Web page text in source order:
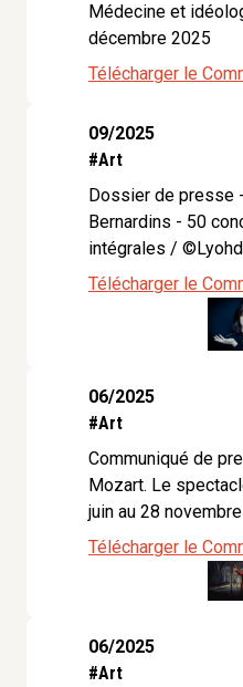
Médecine et
décembre 2025
Télécharger le
09/2025
#Art
Dossier de presse
Bernardins - 50
intégrales /
Télécharger le
06/2025
#Art
Communiqué de
Mozart. Le
juin au 28
Télécharger le
06/2025
#Art